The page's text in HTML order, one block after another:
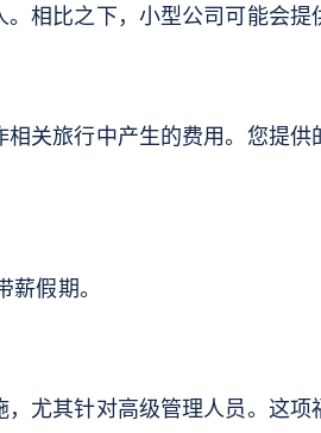
相比之下，小型公司可能会提
关旅行中产生的费用。您提
假期。
尤其针对高级管理人员。这